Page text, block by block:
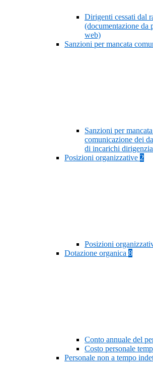
Dirigenti cessati dal
(documentazione da
web)
Sanzioni per mancata
Sanzioni per
comunicazione dei
di incarichi
Posizioni organizzative 2
Posizioni
Dotazione organica 8
Conto annuale del
Costo personale
Personale non a tempo